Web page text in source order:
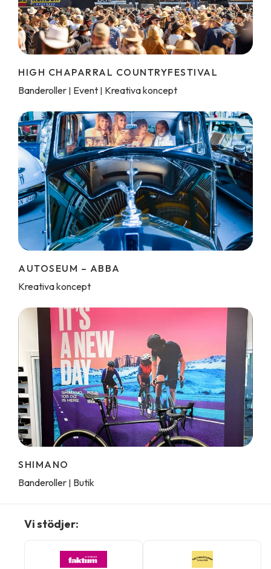
HIGH CHAPARRAL COUNTRYFESTIVAL
Banderoller | Event | Kreativa koncept
AUTOSEUM – ABBA
Kreativa koncept
SHIMANO
Banderoller | Butik
Vi stödjer: